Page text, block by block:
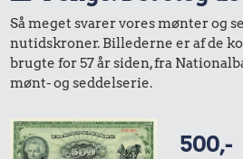
Så meget svarer vores mønter og
nutidskroner. Billederne er af de
brugte for 57 år siden, fra
mønt- og seddelserie.
500,-